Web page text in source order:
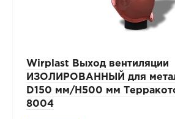
Wirplast Выход вентиляции
ИЗОЛИРОВАННЫЙ для
D150 мм/H500 мм
8004